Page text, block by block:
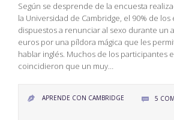
Según se desprende de la encuesta
la Universidad de Cambridge, el 90% de
dispuestos a renunciar al sexo durante un
euros por una píldora mágica que les
hablar inglés. Muchos de los participantes
coincidieron que un muy…
 APRENDE CON CAMBRIDGE  5